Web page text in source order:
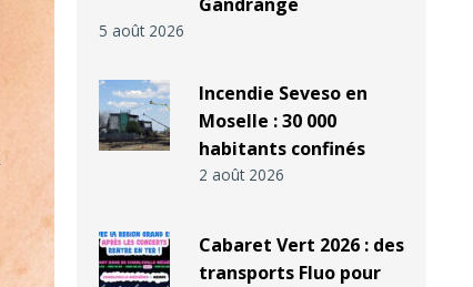
Gandrange
5 août 2026
Incendie Seveso en
Moselle : 30 000
habitants confinés
2 août 2026
Cabaret Vert 2026 : des
transports Fluo pour